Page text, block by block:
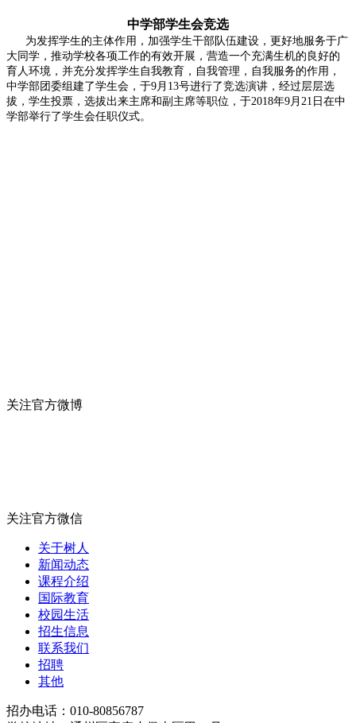
中学部学生会竞选
为发挥学生的主体作用，加强学生干部队伍建设，更好地服务于广
大同学，推动学校各项工作的有效开展，营造一个充满生机的良好的
育人环境，并充分发挥学生自我教育，自我管理，自我服务的作用，
中学部团委组建了学生会，于9月13号进行了竞选演讲，经过层层选
拔，学生投票，选拔出来主席和副主席等职位，于2018年9月21日在中
学部举行了学生会任职仪式。
关注官方微博
关注官方微信
关于树人
新闻动态
课程介绍
国际教育
校园生活
招生信息
联系我们
招聘
其他
招办电话：010-80856787